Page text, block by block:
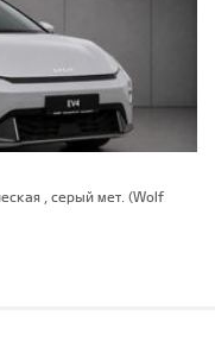
, серый мет. (Wolf